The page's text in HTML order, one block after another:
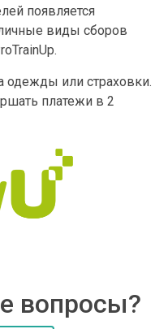
появляется
виды сборов
одежды или страховки.
платежи в 2
вопросы?